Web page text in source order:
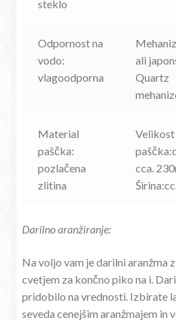
steklo
Odpornost na
vodo:
vlagoodporna
ali
Quartz
Material
paščka:
pozlačena
zlitina
Velikost
cca.
Darilno aranžiranje:
Na voljo vam je darilni aranžma
cvetjem za končno piko na i.
pridobilo na vrednosti. Izbirate
seveda cenejšim aranžmajem in